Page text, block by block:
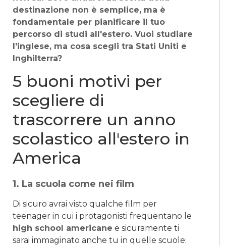
destinazione non è semplice, ma è
fondamentale per pianificare il tuo
percorso di studi all'estero. Vuoi studiare
l'inglese, ma cosa scegli tra Stati Uniti e
Inghilterra?
5 buoni motivi per
scegliere di
trascorrere un anno
scolastico all'estero in
America
1. La scuola come nei film
Di sicuro avrai visto qualche film per
teenager in cui i protagonisti frequentano le
high school americane e sicuramente ti
sarai immaginato anche tu in quelle scuole: